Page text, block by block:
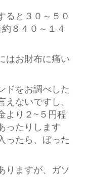
ると３０～５０
８４０～１４
はお財布に痛い
ドをお調べした
ないですし、
より２~５円程
ったりします
ったら、ぼった
りますが、ガソ